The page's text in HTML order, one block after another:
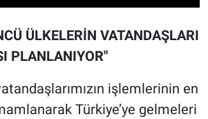
ÜLKELERİN VATANDAŞLARI
PLANLANIYOR"
işlemlerinin en
Türkiye’ye gelmeleri